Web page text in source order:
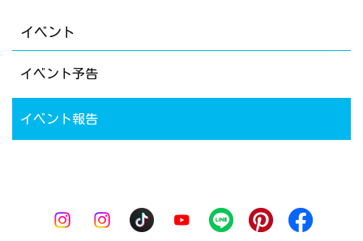
イベント
イベント予告
イベント報告